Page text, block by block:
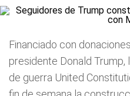
Financiado con
presidente Donald
de guerra United